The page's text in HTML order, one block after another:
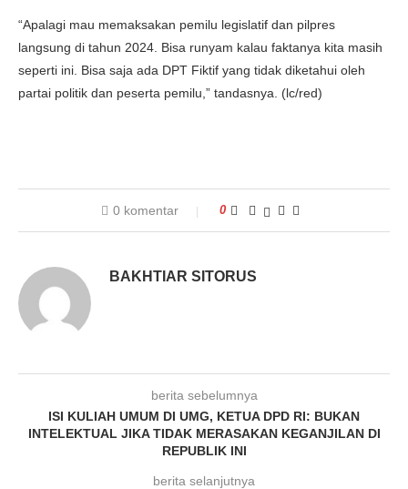
“Apalagi mau memaksakan pemilu legislatif dan pilpres
langsung di tahun 2024. Bisa runyam kalau faktanya kita masih
seperti ini. Bisa saja ada DPT Fiktif yang tidak diketahui oleh
partai politik dan peserta pemilu,” tandasnya. (lc/red)
0 komentar 0
BAKHTIAR SITORUS
berita sebelumnya
ISI KULIAH UMUM DI UMG, KETUA DPD RI: BUKAN
INTELEKTUAL JIKA TIDAK MERASAKAN KEGANJILAN DI
REPUBLIK INI
berita selanjutnya